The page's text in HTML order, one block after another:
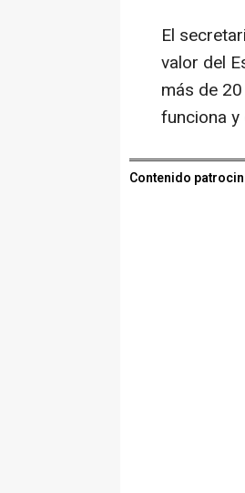
El
valor del
más de
funciona
Contenido